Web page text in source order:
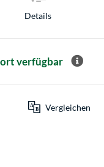
Details
verfügbar
Vergleichen